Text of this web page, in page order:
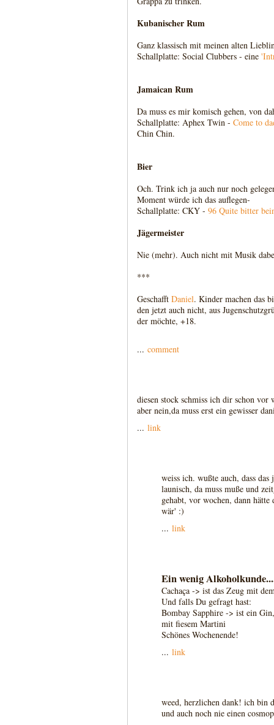
Kubanischer Rum
Ganz klassisch mit meinen alten
Schallplatte: Social Clubbers - eine
Jamaican Rum
Da muss es mir komisch gehen, von
Schallplatte: Aphex Twin - Come to
Chin Chin.
Bier
Och. Trink ich ja auch nur noch
Moment würde ich das auflegen-
Schallplatte: CKY - 96 Quite bitter
Jägermeister
Nie (mehr). Auch nicht mit Musik
***
Geschafft Daniel. Kinder machen das
den jetzt auch nicht, aus
der möchte, +18.
... comment
diesen stock schmiss ich dir schon vor
aber nein,da muss erst ein gewisser
... link
weiss ich. wußte auch, dass
launisch, da muss muße und
gehabt, vor wochen, dann
wär' :)
... link
Ein wenig
Cachaça -> ist das Zeug mit
Und falls Du gefragt hast:
Bombay Sapphire -> ist ein
mit fiesem Martini
Schönes Wochenende!
... link
weed, herzlichen dank! ich bin
und auch noch nie einen